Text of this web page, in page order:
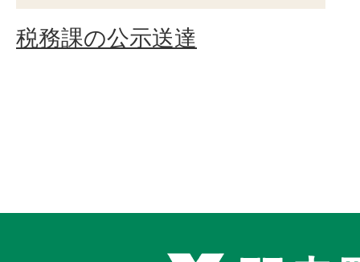
税務課の公示送達